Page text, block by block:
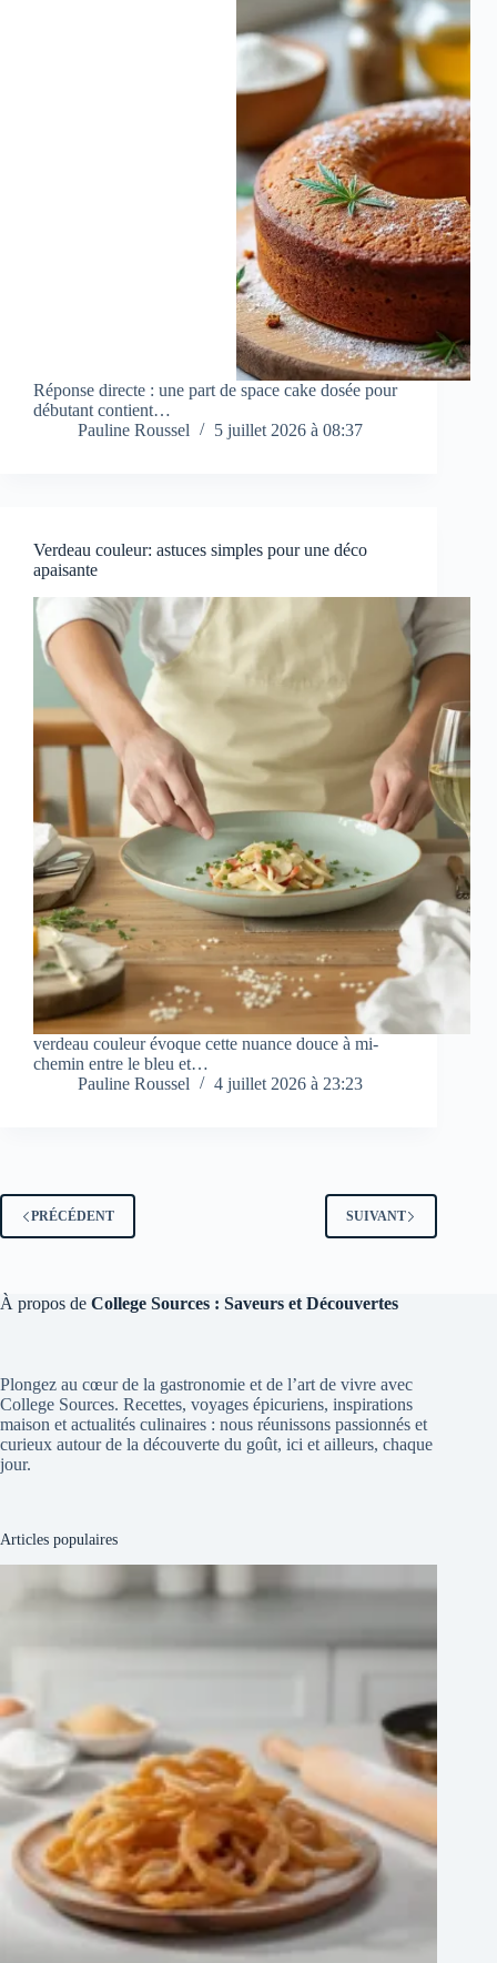
Réponse directe : une part de space cake dosée pour
débutant contient…
Pauline Roussel
5 juillet 2026 à 08:37
Verdeau couleur: astuces simples pour une déco
apaisante
verdeau couleur évoque cette nuance douce à mi-
chemin entre le bleu et…
Pauline Roussel
4 juillet 2026 à 23:23
PRÉCÉDENT SUIVANT
À propos de College Sources : Saveurs et Découvertes
Plongez au cœur de la gastronomie et de l’art de vivre avec
College Sources. Recettes, voyages épicuriens, inspirations
maison et actualités culinaires : nous réunissons passionnés et
curieux autour de la découverte du goût, ici et ailleurs, chaque
jour.
Articles populaires